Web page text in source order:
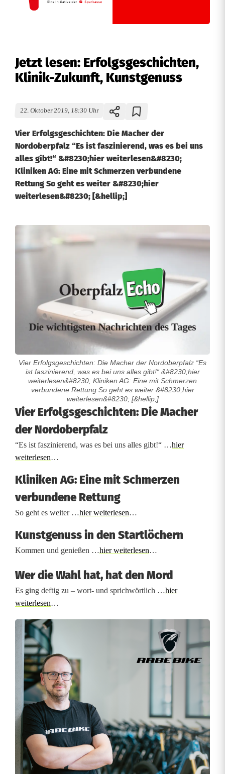
Jetzt lesen: Erfolgsgeschichten,
Klinik-Zukunft, Kunstgenuss
22. Oktober 2019, 18:30 Uhr
Vier Erfolgsgeschichten: Die Macher der
Nordoberpfalz “Es ist faszinierend, was es bei uns
alles gibt!“ &#8230;hier weiterlesen&#8230;
Kliniken AG: Eine mit Schmerzen verbundene
Rettung So geht es weiter &#8230;hier
weiterlesen&#8230; [&hellip;]
Vier Erfolgsgeschichten: Die Macher der Nordoberpfalz “Es
ist faszinierend, was es bei uns alles gibt!“ &#8230;hier
weiterlesen&#8230; Kliniken AG: Eine mit Schmerzen
verbundene Rettung So geht es weiter &#8230;hier
weiterlesen&#8230; [&hellip;]
J
e
l
s
:
E
r
o
g
s
g
Vier Erfolgsgeschichten: Die Macher
der Nordoberpfalz
“Es ist faszinierend, was es bei uns alles gibt!“ …hier
weiterlesen…
Kliniken AG: Eine mit Schmerzen
verbundene Rettung
So geht es weiter …hier weiterlesen…
Kunstgenuss in den Startlöchern
Kommen und genießen …hier weiterlesen…
Wer die Wahl hat, hat den Mord
Es ging deftig zu – wort- und sprichwörtlich …hier
weiterlesen…